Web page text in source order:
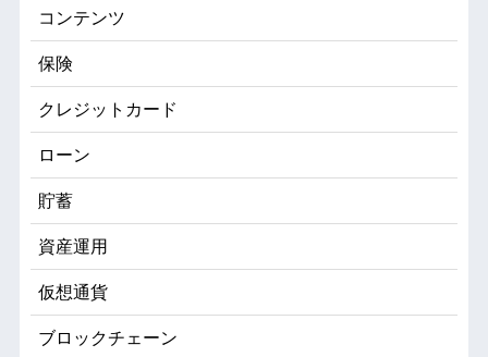
コンテンツ
保険
クレジットカード
ローン
貯蓄
資産運用
仮想通貨
ブロックチェーン